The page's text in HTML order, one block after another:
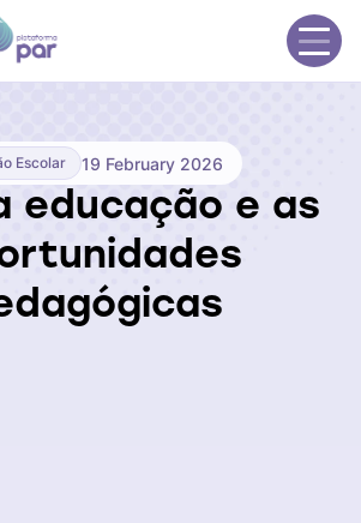
Entrar no Plurall
uma escola parceira
Escolar 19 February 2026
educação e as